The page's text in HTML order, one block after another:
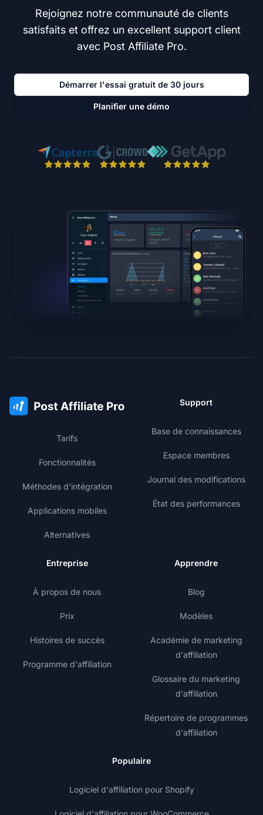
Rejoignez notre communauté de clients
satisfaits et offrez un excellent support client
avec Post Affiliate Pro.
Démarrer l'essai gratuit de 30 jours
Planifier une démo
Tarifs
Fonctionnalités
Méthodes d'intégration
Applications mobiles
Alternatives
Support
Base de connaissances
Espace membres
Journal des modifications
État des performances
Entreprise
À propos de nous
Prix
Histoires de succès
Programme d'affiliation
Apprendre
Blog
Modèles
Académie de marketing
d'affiliation
Glossaire du marketing
d'affiliation
Répertoire de programmes
d'affiliation
Populaire
Logiciel d'affiliation pour Shopify